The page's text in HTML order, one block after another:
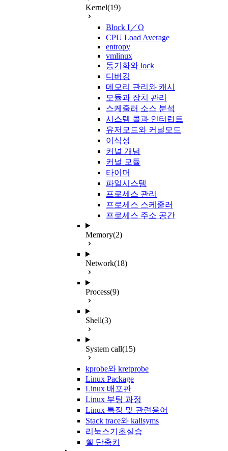
Kernel(19)
Block I／O
CPU Load Average
entropy
vmlinux
동기화와 lock
디버깅
메모리 관리와 캐시
모듈과 장치 관리
스케줄러 소스 분석
시스템 콜과 인터럽트
유저모드와 커널모드
이식성
커널 개념
커널 모듈
타이머
파일시스템
프로세스 관리
프로세스 스케줄러
프로세스 주소 공간
Memory(2)
Network(18)
Process(9)
Shell(3)
System call(15)
kprobe와 kretprobe
Linux Package
Linux 배포판
Linux 부팅 과정
Linux 특징 및 관련용어
Stack trace와 kallsyms
리눅스기초실습
쉘 단축키